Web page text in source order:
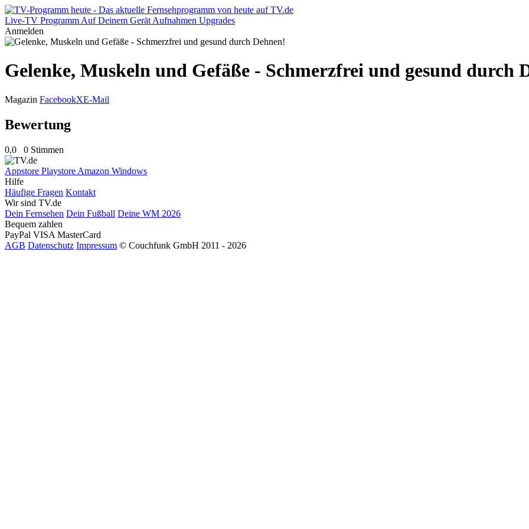
Live-TV Programm Auf Deinem Gerät Aufnahmen Upgrades
Anmelden
Gelenke, Muskeln und Gefäße - Schmerzfrei und gesund durch
Magazin FacebookXE-Mail
Bewertung
0,0 0 Stimmen
Appstore Playstore Amazon Windows
Hilfe
Häufige Fragen Kontakt
Wir sind TV.de
Dein Fernsehen Dein Fußball Deine WM 2026
Bequem zahlen
PayPal VISA MasterCard
AGB Datenschutz Impressum © Couchfunk GmbH 2011 - 2026